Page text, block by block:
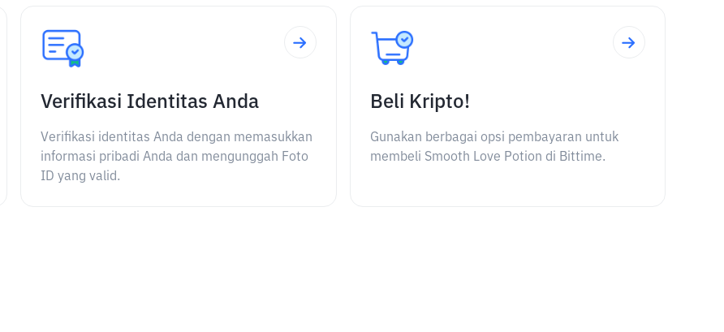
Verifikasi Identitas Anda
Verifikasi identitas Anda dengan memasukkan
informasi pribadi Anda dan mengunggah Foto
ID yang valid.
Beli Kripto!
Gunakan berbagai opsi pembayaran untuk
membeli Smooth Love Potion di Bittime.